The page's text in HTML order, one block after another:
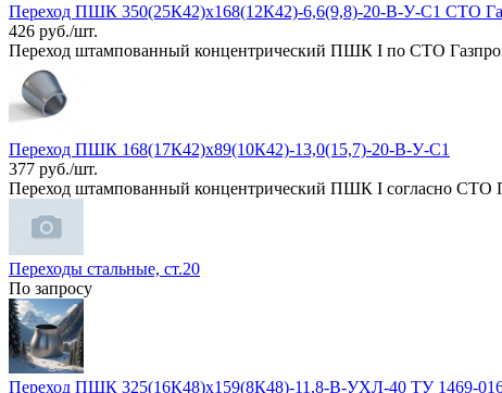
Переход ПШК 350(25К42)х168(12К42)-6,6(9,8)-20-В-У-C1 СТО
426 руб./шт.
Переход штампованный концентрический ПШК I по СТО
Переход ПШК 168(17К42)х89(10К42)-13,0(15,7)-20-В-У-C1
377 руб./шт.
Переход штампованный концентрический ПШК I согласно СТО
Переходы стальные, ст.20
По запросу
Переход ПШК 325(16К48)х159(8К48)-11,8-В-УХЛ-40 ТУ 1469-